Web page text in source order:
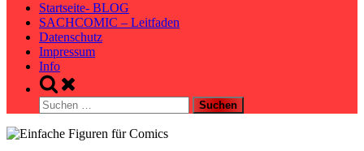
Startseite- BLOG
SACHCOMIC – Leitfaden
Datenschutz
Impressum
Info
Toggle
search
form
Suchen
nach: